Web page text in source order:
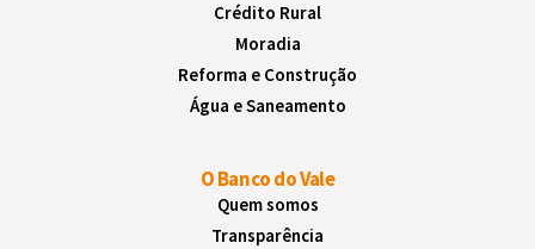
Crédito Rural
Moradia
Reforma e Construção
Água e Saneamento
O Banco do Vale
Quem somos
Transparência